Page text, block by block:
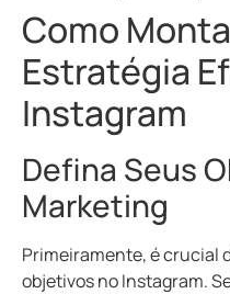
Como
Estratégia
Instagram
Defina Seus
Marketing
Primeiramente, é crucial
objetivos no Instagram.